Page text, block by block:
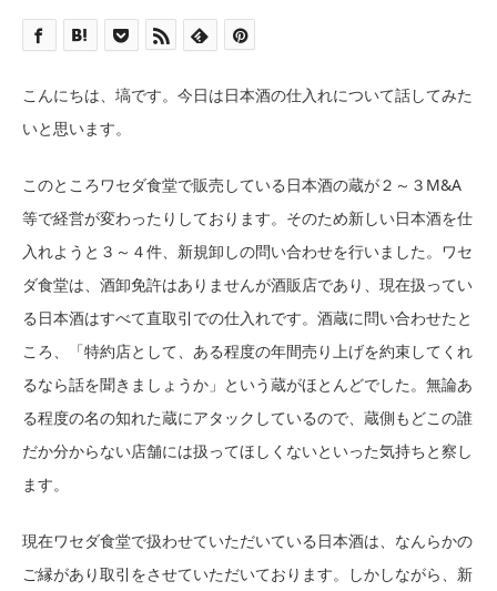
こんにちは、塙です。今日は日本酒の仕入れについて話してみた
いと思います。
このところワセダ食堂で販売している日本酒の蔵が２～３M&A
等で経営が変わったりしております。そのため新しい日本酒を仕
入れようと３～４件、新規卸しの問い合わせを行いました。ワセ
ダ食堂は、酒卸免許はありませんが酒販店であり、現在扱ってい
る日本酒はすべて直取引での仕入れです。酒蔵に問い合わせたと
ころ、「特約店として、ある程度の年間売り上げを約束してくれ
るなら話を聞きましょうか」という蔵がほとんどでした。無論あ
る程度の名の知れた蔵にアタックしているので、蔵側もどこの誰
だか分からない店舗には扱ってほしくないといった気持ちと察し
ます。
現在ワセダ食堂で扱わせていただいている日本酒は、なんらかの
ご縁があり取引をさせていただいております。しかしながら、新